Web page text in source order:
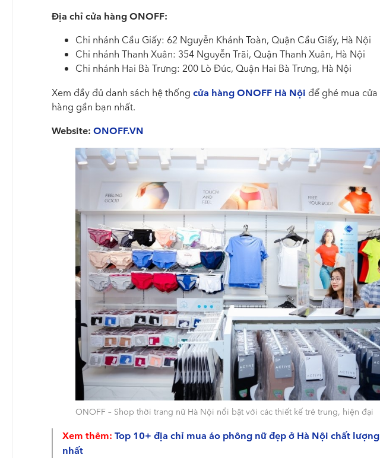
Địa chỉ cửa hàng ONOFF:
Chi nhánh Cầu Giấy: 62 Nguyễn Khánh Toàn, Quận Cầu Giấy, Hà Nội
Chi nhánh Thanh Xuân: 354 Nguyễn Trãi, Quận Thanh Xuân, Hà Nội
Chi nhánh Hai Bà Trưng: 200 Lò Đúc, Quận Hai Bà Trưng, Hà Nội
Xem đầy đủ danh sách hệ thống cửa hàng ONOFF Hà Nội để ghé mua cửa
hàng gần bạn nhất.
Website: ONOFF.VN
ONOFF – Shop thời trang nữ Hà Nội nổi bật với các thiết kế trẻ trung, hiện đại
Xem thêm: Top 10+ địa chỉ mua áo phông nữ đẹp ở Hà Nội chất lượng
nhất